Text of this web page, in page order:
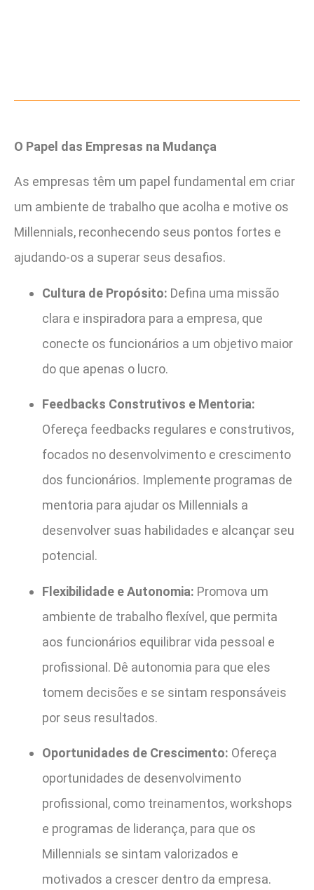
O Papel das Empresas na Mudança
As empresas têm um papel fundamental em criar
um ambiente de trabalho que acolha e motive os
Millennials, reconhecendo seus pontos fortes e
ajudando-os a superar seus desafios.
Cultura de Propósito: Defina uma missão
clara e inspiradora para a empresa, que
conecte os funcionários a um objetivo maior
do que apenas o lucro.
Feedbacks Construtivos e Mentoria:
Ofereça feedbacks regulares e construtivos,
focados no desenvolvimento e crescimento
dos funcionários. Implemente programas de
mentoria para ajudar os Millennials a
desenvolver suas habilidades e alcançar seu
potencial.
Flexibilidade e Autonomia: Promova um
ambiente de trabalho flexível, que permita
aos funcionários equilibrar vida pessoal e
profissional. Dê autonomia para que eles
tomem decisões e se sintam responsáveis
por seus resultados.
Oportunidades de Crescimento: Ofereça
oportunidades de desenvolvimento
profissional, como treinamentos, workshops
e programas de liderança, para que os
Millennials se sintam valorizados e
motivados a crescer dentro da empresa.